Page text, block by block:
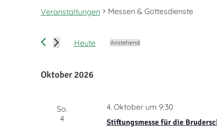
Veranstaltungen Messen & Gottesdienste
Veranstaltungen
Heute Anstehend
Oktober 2026
So.
4
Stiftungsmesse für die
4. Oktober um 9:30